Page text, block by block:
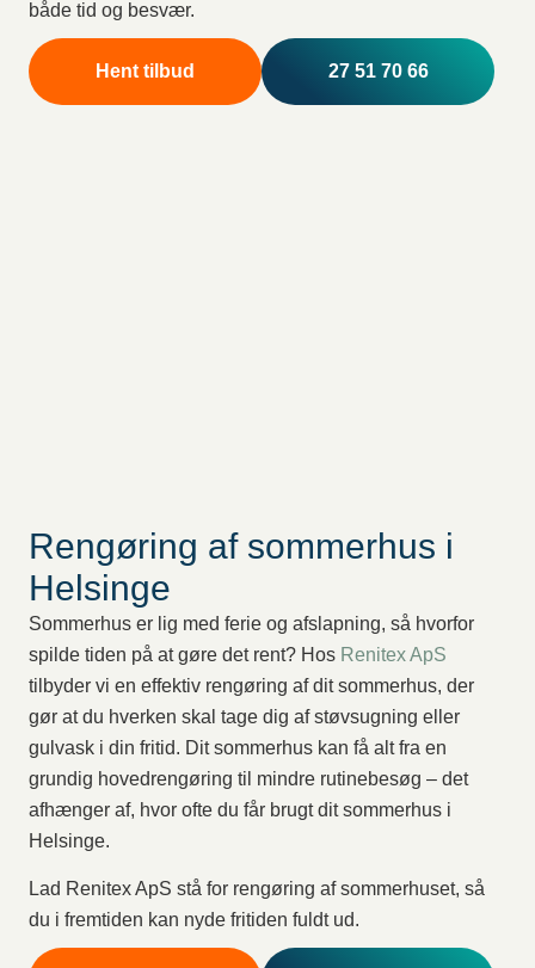
både tid og besvær.
Hent tilbud 27 51 70 66
Rengøring af sommerhus i
Helsinge
Sommerhus er lig med ferie og afslapning, så hvorfor
spilde tiden på at gøre det rent? Hos Renitex ApS
tilbyder vi en effektiv rengøring af dit sommerhus, der
gør at du hverken skal tage dig af støvsugning eller
gulvask i din fritid. Dit sommerhus kan få alt fra en
grundig hovedrengøring til mindre rutinebesøg – det
afhænger af, hvor ofte du får brugt dit sommerhus i
Helsinge.
Lad Renitex ApS stå for rengøring af sommerhuset, så
du i fremtiden kan nyde fritiden fuldt ud.